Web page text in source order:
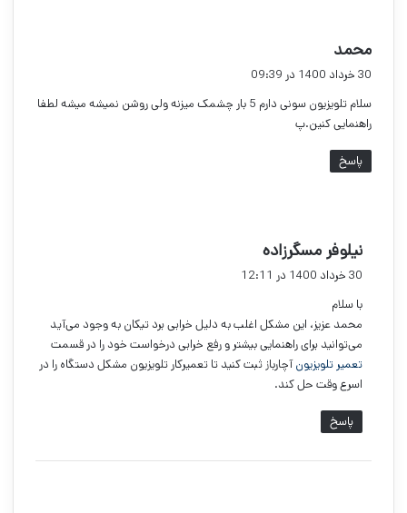
محمد
:
30 خرداد 1400 در 09:39
سلام تلویزیون سونی دارم 5 بار چشمک میزنه ولی روشن نمیشه میشه لطفا
راهنمایی کنین.پ
پاسخ
نیلوفر مسگرزاده
ف
30 خرداد 1400 در 12:11
با سلام
محمد عزیز، این مشکل اغلب به دلیل خرابی برد تیکان به وجود می‌آید
می‌توانید برای راهنمایی بیشتر و رفع خرابی درخواست خود را در قسمت
تعمیر تلویزیونآچارباز ثبت کنید تا تعمیرکار تلویزیون مشکل دستگاه را در
اسرع وقت حل کند.
پاسخ